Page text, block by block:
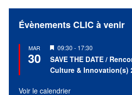
Évènements CLIC à venir
MAR
30
Mis
en
avant
09:30 - 17:30
SAVE THE DATE /
Culture & Innovation(s)
Voir le calendrier